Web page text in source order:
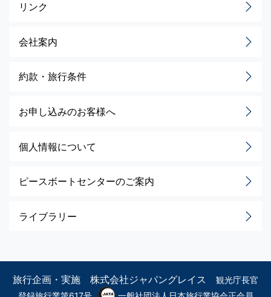
リンク
会社案内
約款・旅行条件
お申し込みのお客様へ
個人情報について
ピースボートセンターのご案内
ライブラリー
旅行企画・実施 株式会社ジャパングレイス 観光庁長官